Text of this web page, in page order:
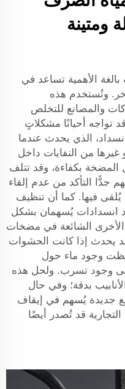
ومتينة
الأهمية تساعد في
وتُستخدم هذه
والمصانع للتخلص
تواجه أحيانًا مشكلاتٍ
الذي يحدث عندما
من النفايات داخل
بكفاءة، وقد تتلف
جدًّا التأكد من عدم إلقاء
فيها. كما أن تنظيف
انسدادات يُسهمان بشكل
الأخرى الشائعة في مضخات
يحدث إذا كانت الحشوات
وجود ماء حول
وجود تسرب. ولحل هذه
بدقة؛ وفي حال
جديدة يُسهم في إيقاف
قد تُصدر أيضًا